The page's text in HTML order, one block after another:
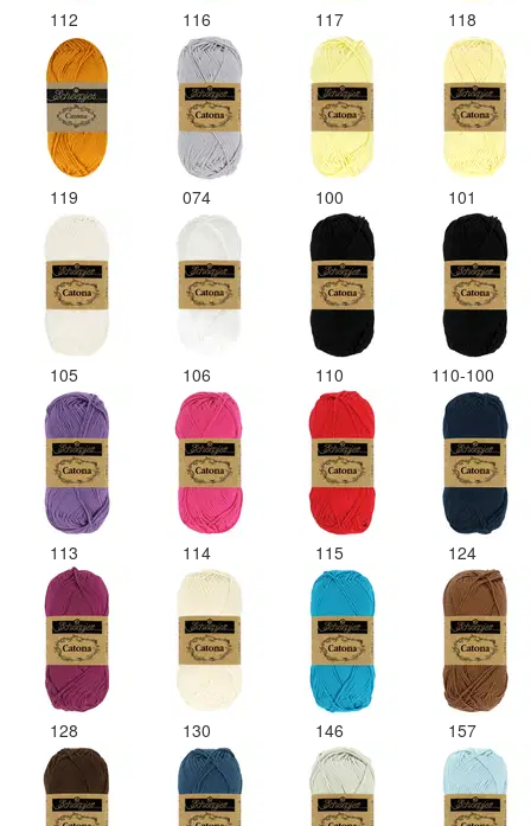
112 116 117 118
119 074 100 101
105 106 110 110-100
113 114 115 124
128 130 146 157